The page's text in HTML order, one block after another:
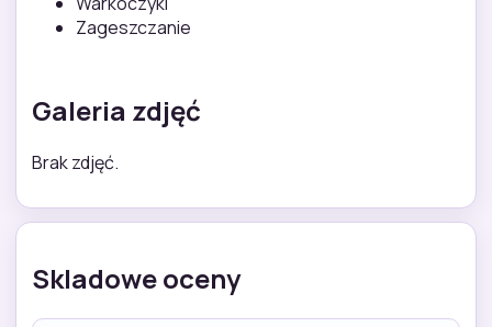
Zageszczanie
Galeria zdjęć
Brak zdjęć.
Skladowe oceny